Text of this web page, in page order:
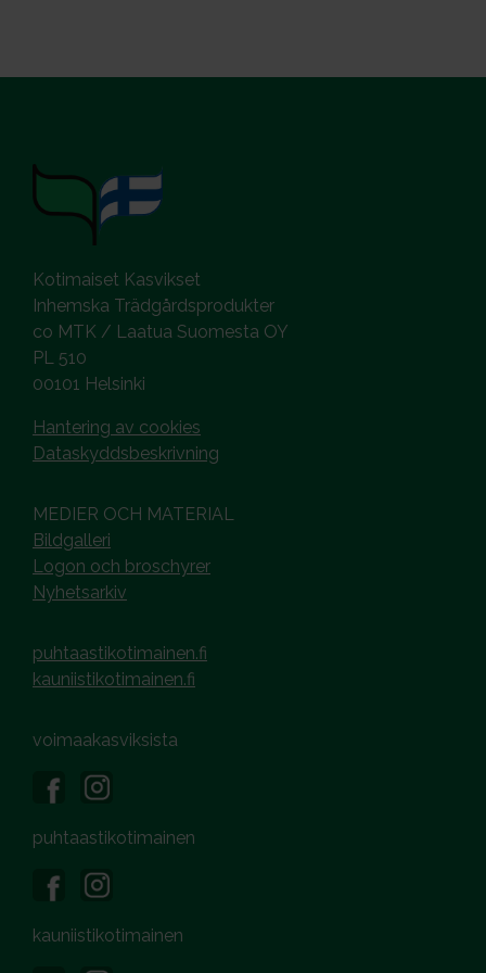
Kotimaiset Kasvikset
Inhemska Trädgårdsprodukter
co MTK / Laatua Suomesta OY
PL 510
00101 Helsinki
Hantering av cookies
Dataskyddsbeskrivning
MEDIER OCH MATERIAL
Bildgalleri
Logon och broschyrer
Nyhetsarkiv
puhtaastikotimainen.fi
kauniistikotimainen.fi
voimaakasviksista
puhtaastikotimainen
kauniistikotimainen